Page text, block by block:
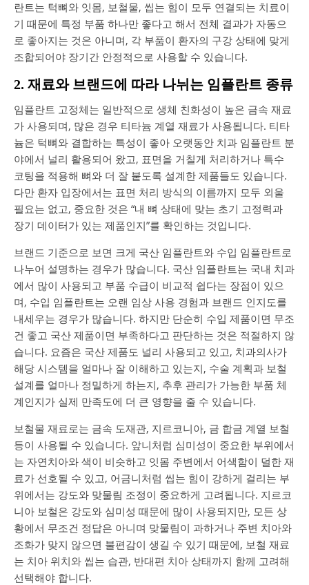
란트는 턱뼈와 잇몸, 보철물, 씹는 힘이 모두 연결되는 치료이
기 때문에 특정 부품 하나만 좋다고 해서 전체 결과가 자동으
로 좋아지는 것은 아니며, 각 부품이 환자의 구강 상태에 맞게
조합되어야 장기간 안정적으로 사용할 수 있습니다.
2. 재료와 브랜드에 따라 나뉘는 임플란트 종류
임플란트 고정체는 일반적으로 생체 친화성이 높은 금속 재료
가 사용되며, 많은 경우 티타늄 계열 재료가 사용됩니다. 티타
늄은 턱뼈와 결합하는 특성이 좋아 오랫동안 치과 임플란트 분
야에서 널리 활용되어 왔고, 표면을 거칠게 처리하거나 특수
코팅을 적용해 뼈와 더 잘 붙도록 설계한 제품들도 있습니다.
다만 환자 입장에서는 표면 처리 방식의 이름까지 모두 외울
필요는 없고, 중요한 것은 “내 뼈 상태에 맞는 초기 고정력과
장기 데이터가 있는 제품인지”를 확인하는 것입니다.
브랜드 기준으로 보면 크게 국산 임플란트와 수입 임플란트로
나누어 설명하는 경우가 많습니다. 국산 임플란트는 국내 치과
에서 많이 사용되고 부품 수급이 비교적 쉽다는 장점이 있으
며, 수입 임플란트는 오랜 임상 사용 경험과 브랜드 인지도를
내세우는 경우가 많습니다. 하지만 단순히 수입 제품이면 무조
건 좋고 국산 제품이면 부족하다고 판단하는 것은 적절하지 않
습니다. 요즘은 국산 제품도 널리 사용되고 있고, 치과의사가
해당 시스템을 얼마나 잘 이해하고 있는지, 수술 계획과 보철
설계를 얼마나 정밀하게 하는지, 추후 관리가 가능한 부품 체
계인지가 실제 만족도에 더 큰 영향을 줄 수 있습니다.
보철물 재료로는 금속 도재관, 지르코니아, 금 합금 계열 보철
등이 사용될 수 있습니다. 앞니처럼 심미성이 중요한 부위에서
는 자연치아와 색이 비슷하고 잇몸 주변에서 어색함이 덜한 재
료가 선호될 수 있고, 어금니처럼 씹는 힘이 강하게 걸리는 부
위에서는 강도와 맞물림 조정이 중요하게 고려됩니다. 지르코
니아 보철은 강도와 심미성 때문에 많이 사용되지만, 모든 상
황에서 무조건 정답은 아니며 맞물림이 과하거나 주변 치아와
조화가 맞지 않으면 불편감이 생길 수 있기 때문에, 보철 재료
는 치아 위치와 씹는 습관, 반대편 치아 상태까지 함께 고려해
선택해야 합니다.